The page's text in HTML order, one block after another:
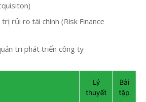
rủi ro tài chính (Risk Finance
tri phát triển công ty
Lý
thuyết
Bài
tập